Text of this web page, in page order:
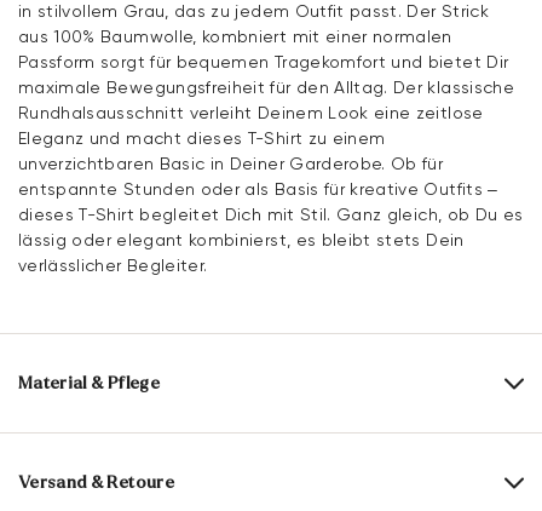
in stilvollem Grau, das zu jedem Outfit passt. Der Strick
aus 100% Baumwolle, kombniert mit einer normalen
Passform sorgt für bequemen Tragekomfort und bietet Dir
maximale Bewegungsfreiheit für den Alltag. Der klassische
Rundhalsausschnitt verleiht Deinem Look eine zeitlose
Eleganz und macht dieses T-Shirt zu einem
unverzichtbaren Basic in Deiner Garderobe. Ob für
entspannte Stunden oder als Basis für kreative Outfits –
dieses T-Shirt begleitet Dich mit Stil. Ganz gleich, ob Du es
lässig oder elegant kombinierst, es bleibt stets Dein
verlässlicher Begleiter.
Material & Pflege
Materialzusammensetzung: 100% Baumwolle
Versand & Retoure